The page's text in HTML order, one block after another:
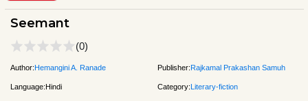
Seemant
(0)
Author:Hemangini A. Ranade Publisher:Rajkamal Prakashan Samuh
Language:Hindi Category:Literary-fiction